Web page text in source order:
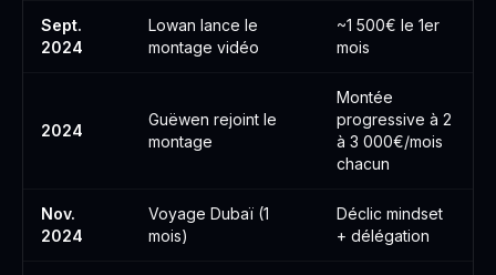
Sept.
2024
Lowan lance le
montage vidéo
~1 500€ le 1er
mois
2024
Guëwen rejoint le
montage
Montée
progressive à 2
à 3 000€/mois
chacun
Nov.
2024
Voyage Dubaï (1
mois)
Déclic mindset
+ délégation